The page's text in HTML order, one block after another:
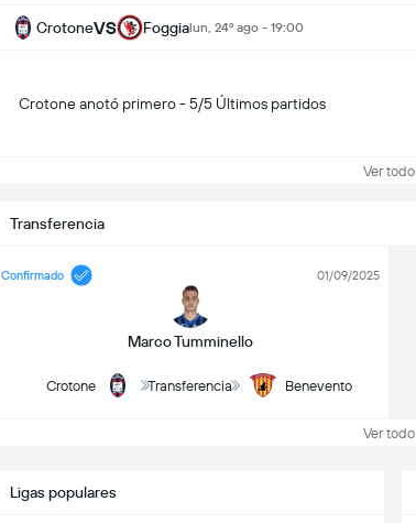
CrotoneVS Foggialun, 24º ago - 19:00
Crotone anotó primero - 5/5 Últimos partidos
Ver todo
Transferencia
Confirmado
Marco Tumminello
01/09/2025
Crotone Transferencia Benevento
Ver todo
Ligas populares